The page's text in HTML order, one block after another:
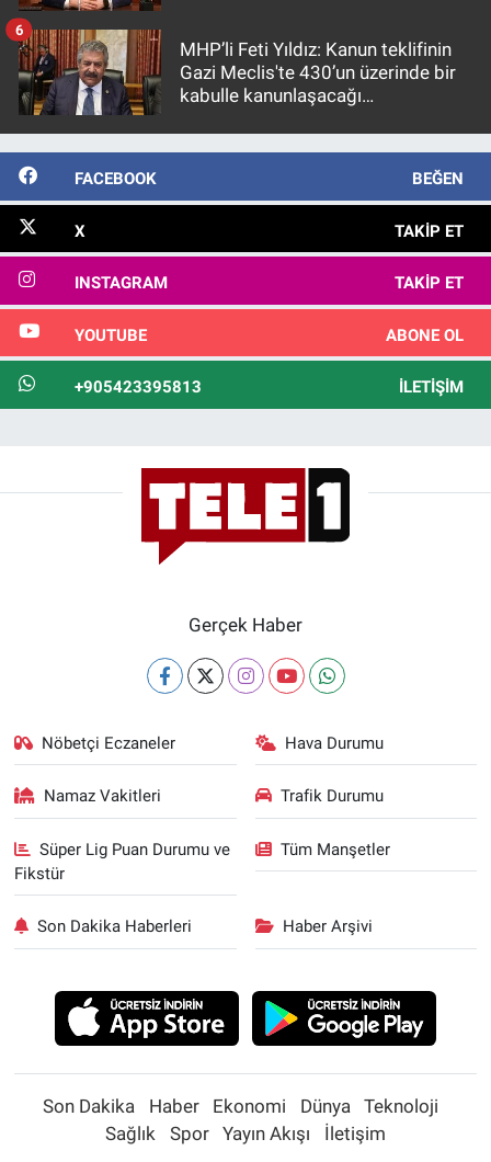
MHP’li Feti Yıldız: Kanun teklifinin
Gazi Meclis'te 430’un üzerinde bir
kabulle kanunlaşacağı
6
FACEBOOK BEĞEN
X TAKIP ET
INSTAGRAM TAKIP ET
YOUTUBE ABONE OL
+905423395813 İLETIŞIM
Gerçek Haber
Nöbetçi Eczaneler Hava Durumu
Namaz Vakitleri Trafik Durumu
Süper Lig Puan Durumu ve
Fikstür
Tüm Manşetler
Son Dakika Haberleri Haber Arşivi
Son Dakika Haber Ekonomi Dünya
Teknoloji
Sağlık
Spor Yayın Akışı İletişim